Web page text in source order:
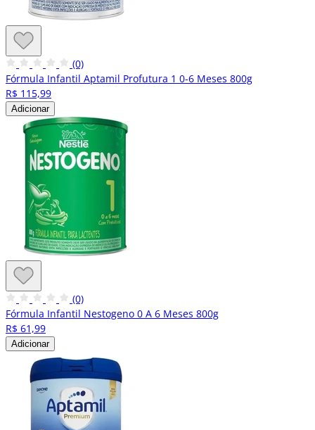
(0)
Fórmula Infantil Aptamil Profutura 1 0-6 Meses 800g
R$ 115,99
Adicionar
(0)
Fórmula Infantil Nestogeno 0 A 6 Meses 800g
R$ 61,99
Adicionar